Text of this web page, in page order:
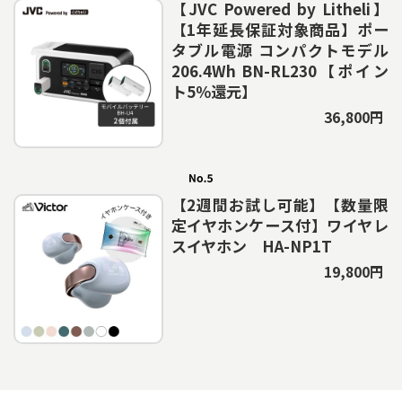
【JVC Powered by Litheli】
【1年延長保証対象商品】ポー
タブル電源 コンパクトモデル
206.4Wh BN-RL230【ポイン
ト5％還元】
36,800円
【2週間お試し可能】【数量限
定イヤホンケース付】ワイヤレ
スイヤホン HA-NP1T
19,800円